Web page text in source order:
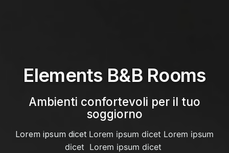
Elements B&B Rooms
Ambienti confortevoli per il tuo
soggiorno
Lorem ipsum dicet Lorem ipsum dicet Lorem ipsum
dicet Lorem ipsum dicet